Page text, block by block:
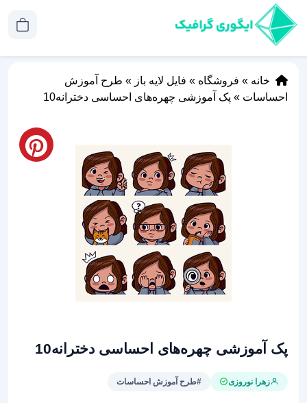
خانه » فروشگاه » فایل لایه باز » طرح آموزش
احساسات » پک آموزشی چهره‌های احساسی دخترانه10
پک آموزشی چهره‌های احساسی دخترانه10
زهرا نوروزی #طرح آموزش احساسات